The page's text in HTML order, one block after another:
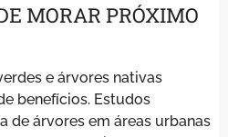
MORAR PRÓXIMO
e árvores nativas
benefícios. Estudos
de árvores em áreas urbanas